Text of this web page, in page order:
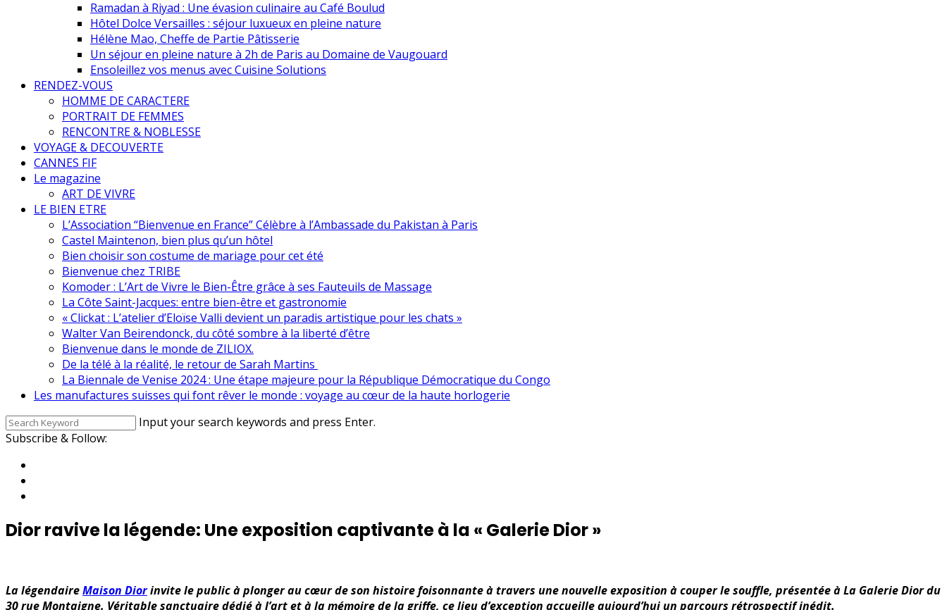
Ramadan à Riyad : Une évasion culinaire au Café Boulud
Hôtel Dolce Versailles : séjour luxueux en pleine nature
Hélène Mao, Cheffe de Partie Pâtisserie
Un séjour en pleine nature à 2h de Paris au Domaine de Vaugouard
Ensoleillez vos menus avec Cuisine Solutions
RENDEZ-VOUS
HOMME DE CARACTERE
PORTRAIT DE FEMMES
RENCONTRE & NOBLESSE
VOYAGE & DECOUVERTE
CANNES FIF
Le magazine
ART DE VIVRE
LE BIEN ETRE
L’Association “Bienvenue en France” Célèbre à l’Ambassade du Pakistan à Paris
Castel Maintenon, bien plus qu’un hôtel
Bien choisir son costume de mariage pour cet été
Bienvenue chez TRIBE
Komoder : L’Art de Vivre le Bien-Être grâce à ses Fauteuils de Massage
La Côte Saint-Jacques: entre bien-être et gastronomie
« Clickat : L’atelier d’Eloïse Valli devient un paradis artistique pour les chats »
Walter Van Beirendonck, du côté sombre à la liberté d’être
Bienvenue dans le monde de ZILIOX.
De la télé à la réalité, le retour de Sarah Martins
La Biennale de Venise 2024 : Une étape majeure pour la République Démocratique du Congo
Les manufactures suisses qui font rêver le monde : voyage au cœur de la haute horlogerie
Input your search keywords and press Enter.
Subscribe & Follow:
Dior ravive la légende: Une exposition captivante à la « Galerie Dior »
La légendaireMaison Diorinvite le public à plonger au cœur de son histoire foisonnante à travers une nouvelle exposition à couper le souffle, présentée à La Galerie Dior du
30 rue Montaigne. Véritable sanctuaire dédié à l’art et à la mémoire de la griffe, ce lieu d’exception accueille aujourd’hui un parcours rétrospectif inédit.